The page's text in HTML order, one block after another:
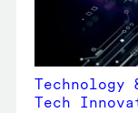
Technology
Tech